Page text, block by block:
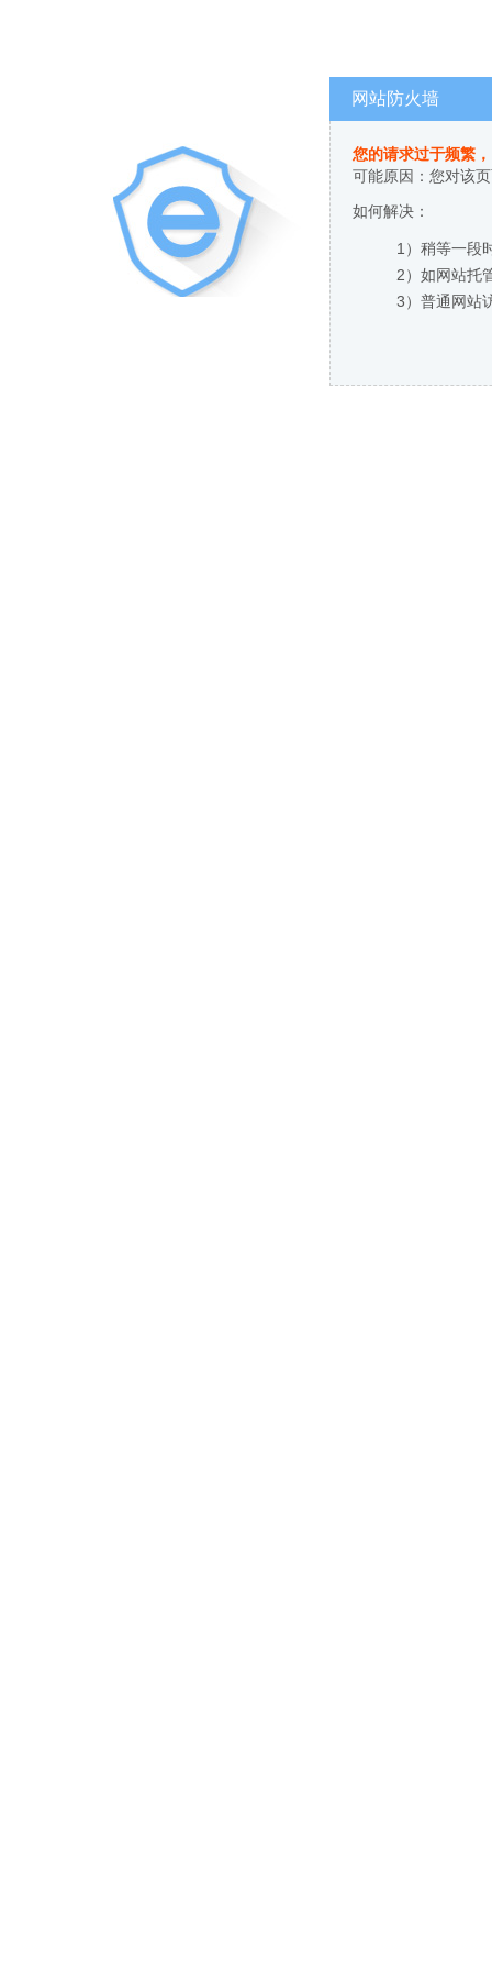
网站防火墙
您的请求过于频繁
可能原因：您对该
如何解决：
1）稍等一段
2）如网站托
3）普通网站